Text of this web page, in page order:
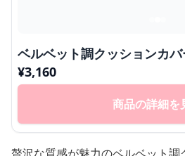
ベルベット調クッションカ
¥3,160
商品の詳細を